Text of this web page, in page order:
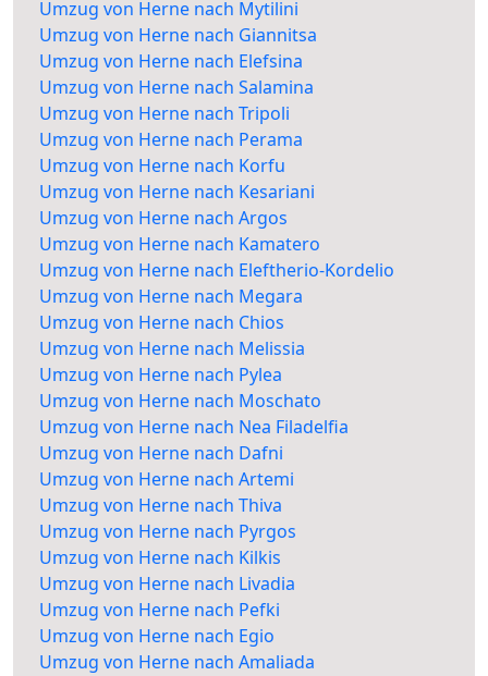
Umzug von Herne nach Mytilini
Umzug von Herne nach Giannitsa
Umzug von Herne nach Elefsina
Umzug von Herne nach Salamina
Umzug von Herne nach Tripoli
Umzug von Herne nach Perama
Umzug von Herne nach Korfu
Umzug von Herne nach Kesariani
Umzug von Herne nach Argos
Umzug von Herne nach Kamatero
Umzug von Herne nach Eleftherio-Kordelio
Umzug von Herne nach Megara
Umzug von Herne nach Chios
Umzug von Herne nach Melissia
Umzug von Herne nach Pylea
Umzug von Herne nach Moschato
Umzug von Herne nach Nea Filadelfia
Umzug von Herne nach Dafni
Umzug von Herne nach Artemi
Umzug von Herne nach Thiva
Umzug von Herne nach Pyrgos
Umzug von Herne nach Kilkis
Umzug von Herne nach Livadia
Umzug von Herne nach Pefki
Umzug von Herne nach Egio
Umzug von Herne nach Amaliada